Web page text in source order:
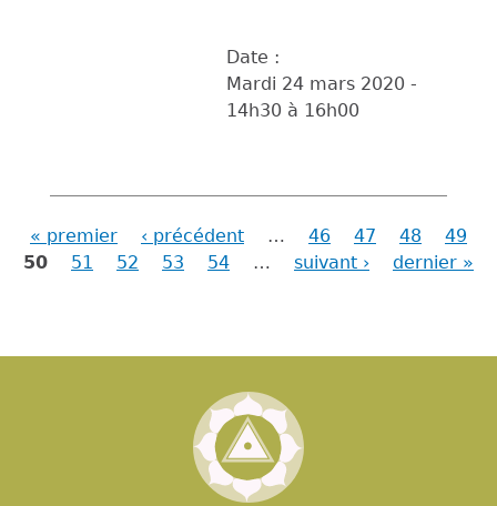
Date :
Mardi 24 mars 2020 -
14h30 à 16h00
Pages
« premier ‹ précédent … 46 47 48
49
50
51 52 53 54 … suivant › dernier »